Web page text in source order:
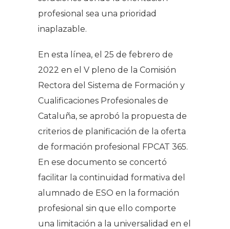
profesional sea una prioridad
inaplazable.
En esta línea, el 25 de febrero de
2022 en el V pleno de la Comisión
Rectora del Sistema de Formación y
Cualificaciones Profesionales de
Cataluña, se aprobó la propuesta de
criterios de planificación de la oferta
de formación profesional FPCAT 365.
En ese documento se concertó
facilitar la continuidad formativa del
alumnado de ESO en la formación
profesional sin que ello comporte
una limitación a la universalidad en el